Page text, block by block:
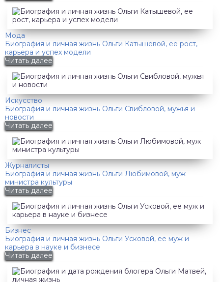
Мода
Биография и личная жизнь Ольги Катышевой, ее рост,
карьера и успех модели
Читать далее
Искусство
Биография и личная жизнь Ольги Свибловой, мужья и
новости
Читать далее
Журналисты
Биография и личная жизнь Ольги Любимовой, муж
министра культуры
Читать далее
Бизнес
Биография и личная жизнь Ольги Усковой, ее муж и
карьера в науке и бизнесе
Читать далее